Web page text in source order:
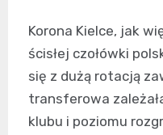
Korona Kielce, jak
ścisłej czołówki
się z dużą rotacją
transferowa
klubu i poziomu